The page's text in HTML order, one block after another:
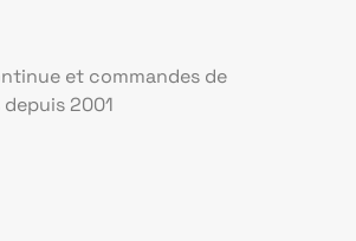
et commandes de
depuis 2001